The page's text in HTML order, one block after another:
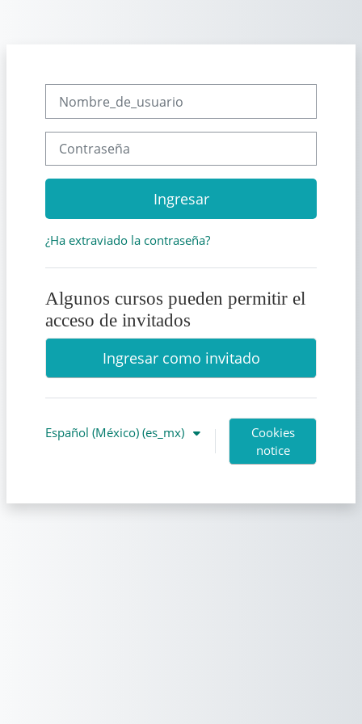
Ingresar
¿Ha extraviado la contraseña?
Algunos cursos pueden permitir el
acceso de invitados
Ingresar como invitado
Español (México) ‎(es_mx)‎
Cookies
notice